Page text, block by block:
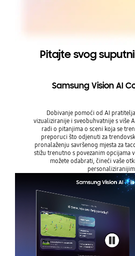
Pitajte svog
Samsung Vision AI
Dobivanje pomoći od AI
vizualiziranije i sveobuhvatnije s više
radi o pitanjima o sceni koja se
preporuci što odjenuti za
pronalaženju savršenog mjesta za
stižu trenutno s povezanim opcijama
možete odabrati, čineći vaše